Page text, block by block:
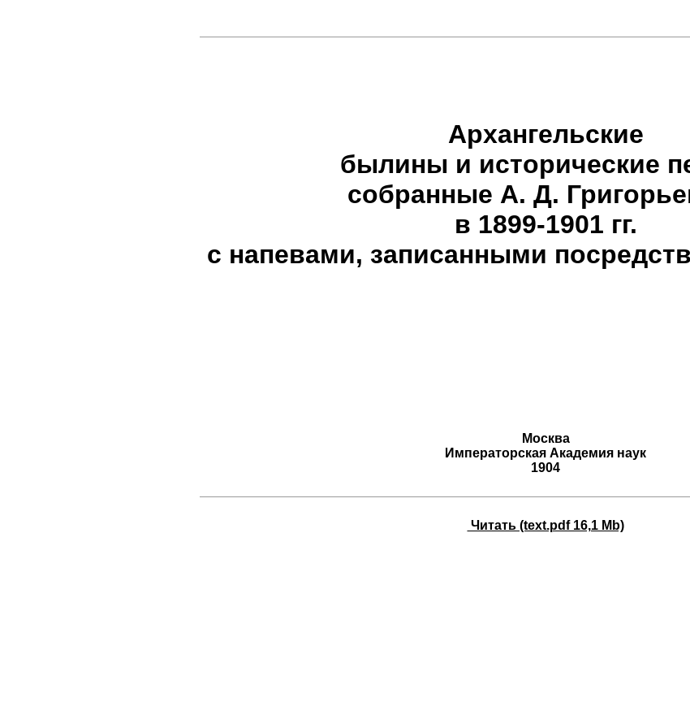
Архангельские
былины и исторические
собранные А. Д.
в 1899-1901 гг.
с напевами, записанными
Москва
Императорская Академия наук
1904
Читать (text.pdf 16,1 Mb)